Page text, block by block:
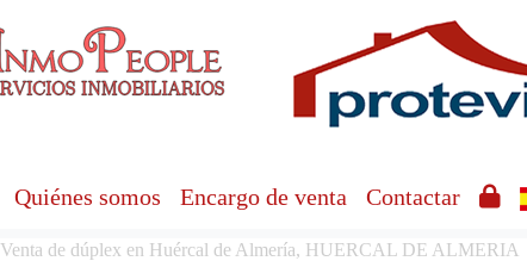
Quiénes somos Encargo de venta Contactar
Venta de dúplex en Huércal de Almería, HUERCAL DE ALMERIA